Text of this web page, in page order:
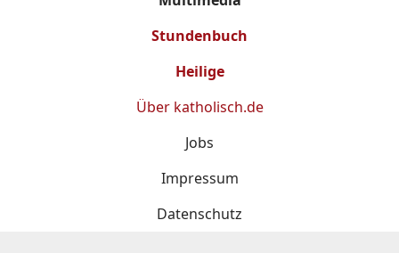
Stundenbuch
Heilige
Über katholisch.de
Jobs
Impressum
Datenschutz